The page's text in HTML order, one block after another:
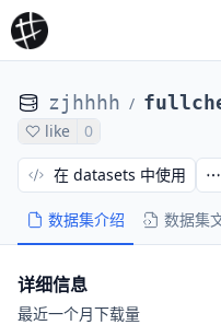
zjhhhh /
like 0
数据集介绍 数据集
在 datasets 中使用
详细信息
最近一个月下载量